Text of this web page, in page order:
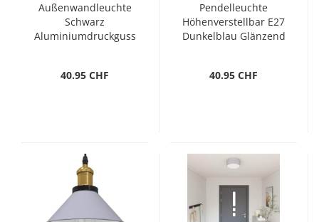
Außenwandleuchte
Schwarz
Aluminiumdruckguss
40.95 CHF
Pendelleuchte
Höhenverstellbar E27
Dunkelblau Glänzend
40.95 CHF